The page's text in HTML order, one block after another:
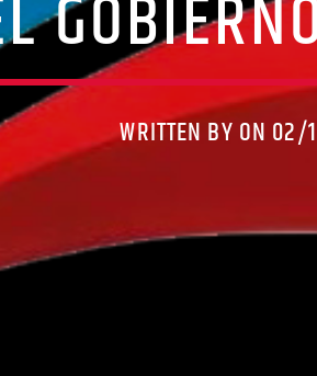
WRITTEN BY ON